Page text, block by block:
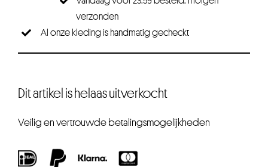
verzonden
Al onze kleding is handmatig gecheckt
Dit artikel is helaas uitverkocht
Veilig en vertrouwde betalingsmogelijkheden